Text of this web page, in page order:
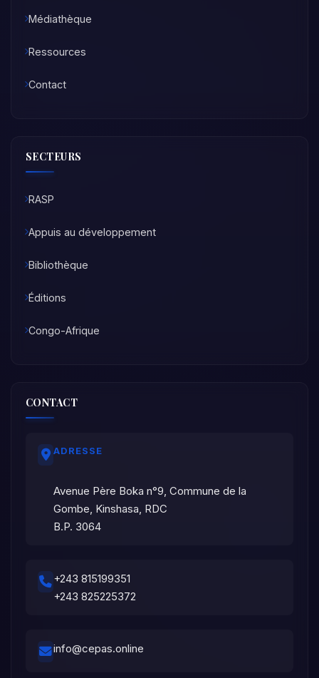
Médiathèque
Ressources
Contact
SECTEURS
RASP
Appuis au développement
Bibliothèque
Éditions
Congo-Afrique
CONTACT
ADRESSE
Avenue Père Boka n°9, Commune de la
Gombe, Kinshasa, RDC
B.P. 3064
+243 815199351
+243 825225372
info@cepas.online